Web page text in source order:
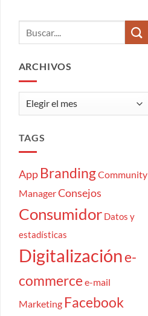
7
momentazos
comentarios
Los
10
cliente
ARCHIVOS
TAGS
App BrandingCommunity
ManagerConsejos
Consumidor Datos y
estadísticas
Digitalizacióne-
commerce e-mail
Marketing Facebook